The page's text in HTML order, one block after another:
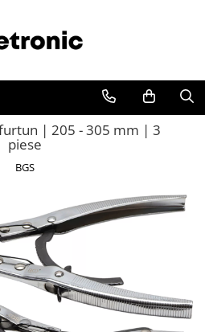
| 205 - 305 mm | 3
piese
BGS